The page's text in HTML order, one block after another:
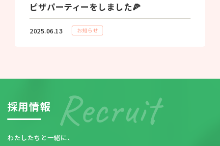
ピザパーティーをしました🍕
2025.06.13 お知らせ
採用情報
わたしたちと一緒に、